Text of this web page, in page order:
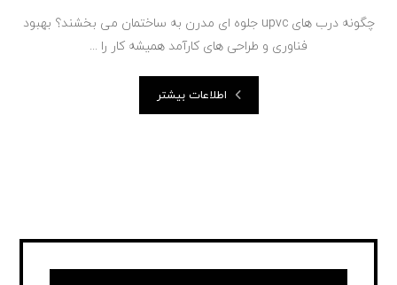
چگونه درب های upvc جلوه ای مدرن به ساختمان می بخشند؟ بهبود
فناوری و طراحی های کارآمد همیشه کار را ...
اطلاعات بیشتر